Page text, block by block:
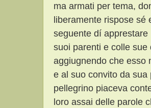
ma armati per tema,
liberamente rispose
seguente dí
suoi parenti e colle
aggiugnendo che esso
e al suo convito da
pellegrino piaceva
loro assai delle parole